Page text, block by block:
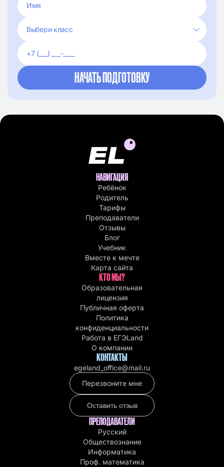
НАВИГАЦИЯ
Ребёнок
Родитель
Тарифы
Преподаватели
Отзывы
Блог
Учебник
Вместе к мечте
Карта сайта
КТО МЫ?
Образовательная
лицензия
Публичная оферта
Политика
конфиденциальности
Работа в EГЭLand
О компании
КОНТАКТЫ
egeland_office@mail.ru
Перезвоните мне
Оставить отзыв
ПРЕПОДАВАТЕЛИ
Русский
Обществознание
Информатика
Проф. математика